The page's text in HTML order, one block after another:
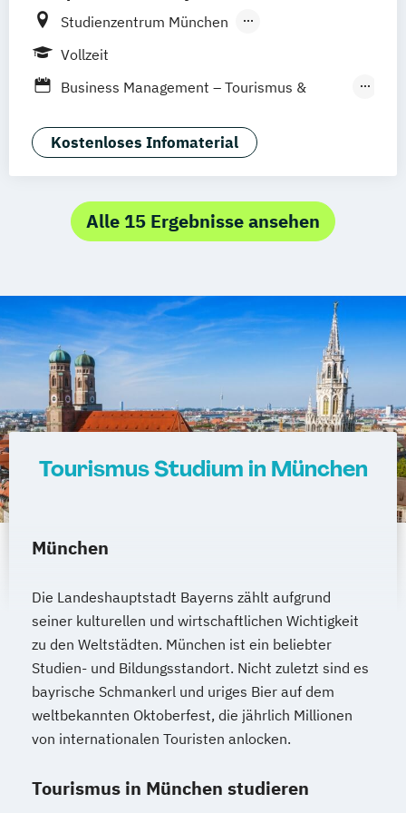
Studienzentrum München
Studienzentrum Nürnberg
Vollzeit
Business Management – Tourismus &
Business Management: Profil Mobility &
Future Living
Kostenloses Infomaterial
Alle 15 Ergebnisse ansehen
Tourismus Studium in München
München
Die Landeshauptstadt Bayerns zählt aufgrund
seiner kulturellen und wirtschaftlichen Wichtigkeit
zu den Weltstädten. München ist ein beliebter
Studien- und Bildungsstandort. Nicht zuletzt sind es
bayrische Schmankerl und uriges Bier auf dem
weltbekannten Oktoberfest, die jährlich Millionen
von internationalen Touristen anlocken.
Tourismus in München studieren